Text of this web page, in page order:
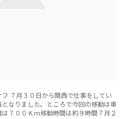
７月３０日から関西で仕事をしてい
なりました。ところで今回の移動は車
７００Ｋｍ移動時間は約９時間７月２